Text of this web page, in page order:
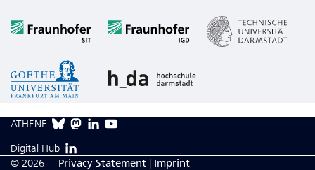
ATHENE
Digital Hub
© 2026
Privacy Statement | Imprint